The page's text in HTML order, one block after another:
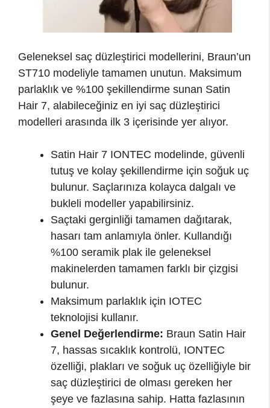
Geleneksel saç düzleştirici modellerini, Braun’un
ST710 modeliyle tamamen unutun. Maksimum
parlaklık ve %100 şekillendirme sunan Satin
Hair 7, alabileceğiniz en iyi saç düzleştirici
modelleri arasında ilk 3 içerisinde yer alıyor.
Satin Hair 7 IONTEC modelinde, güvenli
tutuş ve kolay şekillendirme için soğuk uç
bulunur. Saçlarınıza kolayca dalgalı ve
bukleli modeller yapabilirsiniz.
Saçtaki gerginliği tamamen dağıtarak,
hasarı tam anlamıyla önler. Kullandığı
%100 seramik plak ile geleneksel
makinelerden tamamen farklı bir çizgisi
bulunur.
Maksimum parlaklık için IOTEC
teknolojisi kullanır.
Genel Değerlendirme: Braun Satin Hair
7, hassas sıcaklık kontrolü, IONTEC
özelliği, plakları ve soğuk uç özelliğiyle bir
saç düzleştirici de olması gereken her
şeye ve fazlasına sahip. Hatta fazlasının